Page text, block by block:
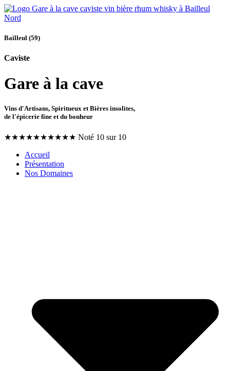
Bailleul (59)
Caviste
Gare à la cave
Vins d'Artisans, Spiritueux et Bières insolites,
de l'épicerie fine et du bonheur
★★★★★★★★★★ Noté 10 sur 10
Accueil
Présentation
Nos Domaines